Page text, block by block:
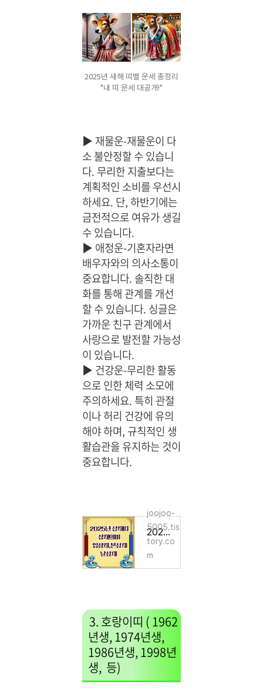
2025년 새해 띠별 운세 총정리
"내 띠 운세 대공개!"
▶ 재물운-재물운이 다
소 불안정할 수 있습니
다. 무리한 지출보다는
계획적인 소비를 우선시
하세요. 단, 하반기에는
금전적으로 여유가 생길
수 있습니다.
▶ 애정운-기혼자라면
배우자와의 의사소통이
중요합니다. 솔직한 대
화를 통해 관계를 개선
할 수 있습니다. 싱글은
가까운 친구 관계에서
사랑으로 발전할 가능성
이 있습니다.
▶ 건강운-무리한 활동
으로 인한 체력 소모에
주의하세요. 특히 관절
이나 허리 건강에 유의
해야 하며, 규칙적인 생
활습관을 유지하는 것이
중요합니다.
2025년 삼재띠,삼재의미, 입삼재,본삼재,날삼재
joojoo-
5005.tis
tory.co
m
3. 호랑이띠 ( 1962
년생, 1974년생,
1986년생, 1998년
생, 등)